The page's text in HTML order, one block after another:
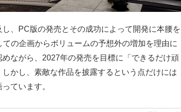
、PC版の発売とその成功によって開発に本腰を
の企画からボリュームの予想外の増加を理由に
ながら、2027年の発売を目標に「できるだけ頑
かし、素敵な作品を披露するという点だけには
ています。